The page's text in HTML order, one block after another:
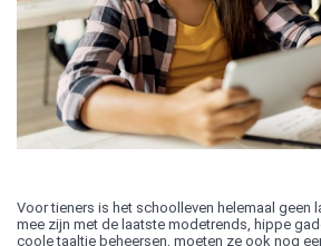
Voor tieners is het schoolleven helemaal geen
mee zijn met de laatste modetrends, hippe
coole taaltje beheersen, moeten ze ook nog